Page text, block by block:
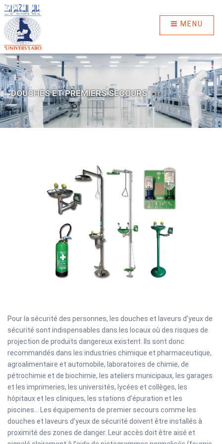
MENU
DOUCHES ET PREMIERS SECOURS
Pour la sécurité des personnes, les douches et laveurs d’yeux de
sécurité sont indispensables dans les locaux où des risques de
projection de produits dangereux existent. Ils sont donc
recommandés dans les industries chimique et pharmaceutique,
agroalimentaire et automobile, laboratoires de chimie, de
pétrochimie et de biochimie, les ateliers municipaux, les garages
et les imprimeries, les universités, lycées et collèges, les
hôpitaux et les cliniques, les stations d’épuration et les
piscines… Les équipements de premier secours comme les
douches et laveurs d’yeux de sécurité doivent être installés à
proximité des zones de danger. Leur accès doit être aisé et